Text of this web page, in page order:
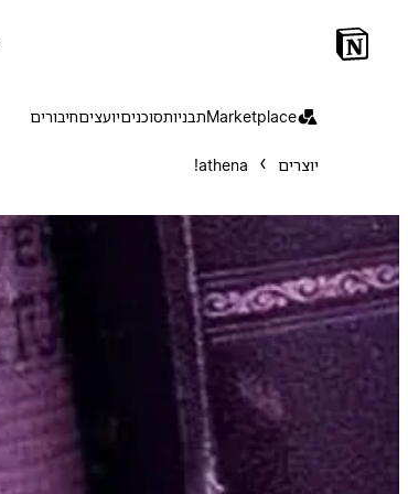
Marketplaceתבניותסוכניםיועציםחיבורים
יוצרים athena!